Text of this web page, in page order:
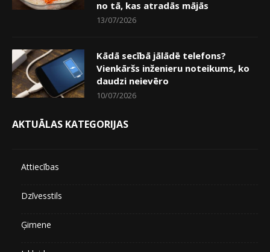
no tā, kas atradās mājās
13/07/2026
Kādā secībā jālādē telefons?
Vienkāršs inženieru noteikums, ko
daudzi neievēro
10/07/2026
AKTUĀLAS KATEGORIJAS
Attiecības
Dzīvesstils
Ģimene